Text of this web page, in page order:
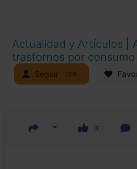
Actualidad y Artículos
trastornos por consumo
Seguir 128
3